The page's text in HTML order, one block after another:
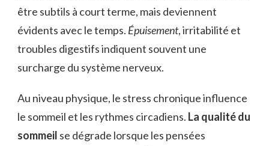
être subtils à court terme, mais deviennent
évidents avec le temps. Épuisement, irritabilité et
troubles digestifs indiquent souvent une
surcharge du système nerveux.
Au niveau physique, le stress chronique influence
le sommeil et les rythmes circadiens. La qualité du
sommeil se dégrade lorsque les pensées